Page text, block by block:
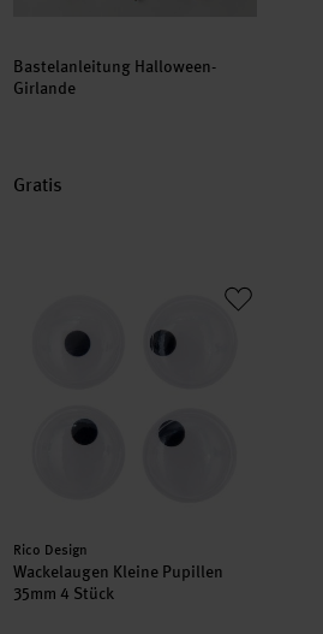
Bastelanleitung Halloween-
Girlande
Gratis
Hersteller:
Rico Design
Wackelaugen Kleine Pupillen
35mm 4 Stück